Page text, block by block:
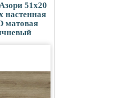
51x20
настенная
матовая